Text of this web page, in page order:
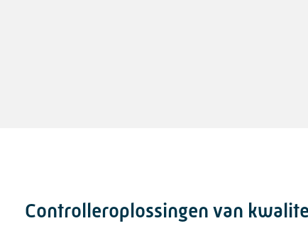
Controlleroplossingen van